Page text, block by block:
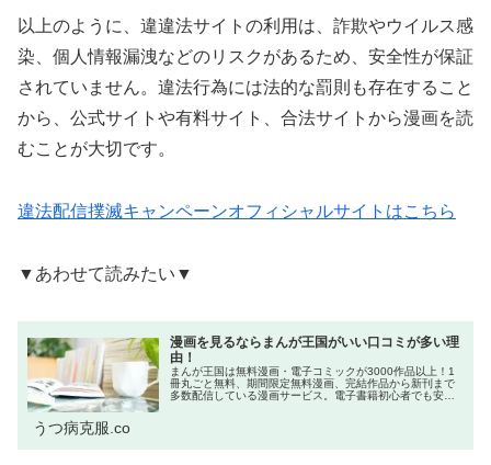
以上のように、違違法サイトの利用は、詐欺やウイルス感
染、個人情報漏洩などのリスクがあるため、安全性が保証
されていません。違法行為には法的な罰則も存在すること
から、公式サイトや有料サイト、合法サイトから漫画を読
むことが大切です。
違法配信撲滅キャンペーンオフィシャルサイトはこちら
▼あわせて読みたい▼
漫画を見るならまんが王国がいい口コミが多い理
由！
まんが王国は無料漫画・電子コミックが3000作品以上！1
冊丸ごと無料、期間限定無料漫画、完結作品から新刊まで
多数配信している漫画サービス。電子書籍初心者でも安全
うつ病克服.co